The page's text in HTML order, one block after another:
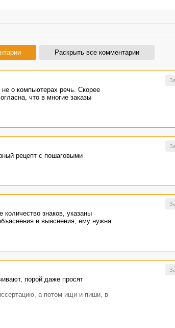
Раскрыть все комментарии
о компьютерах речь. Скорее
что в многие заказы
рецепт с пошаговыми
знаков, указаны
и выяснения, ему нужна
порой даже просят
а потом ищи и пиши, в